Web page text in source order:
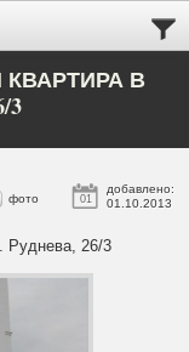
В
3
01
добавлено:
01.10.2013
фото
Руднева, 26/3